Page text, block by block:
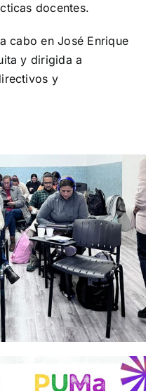
docentes.
cabo en José Enrique
y dirigida a
y